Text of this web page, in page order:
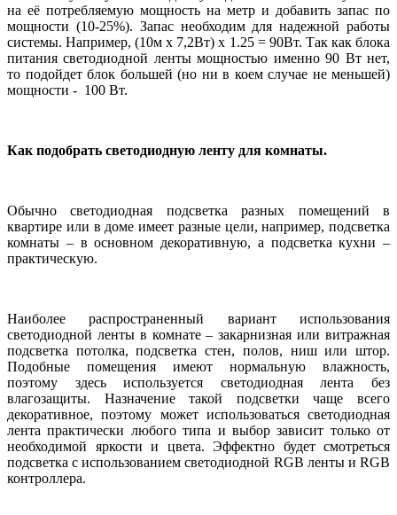
на её потребляемую мощность на метр и добавить запас по
мощности (10-25%). Запас необходим для надежной работы
системы. Например, (10м х 7,2Вт) х 1.25 = 90Вт. Так как блока
питания светодиодной ленты мощностью именно 90 Вт нет,
то подойдет блок большей (но ни в коем случае не меньшей)
мощности - 100 Вт.
Как подобрать светодиодную ленту для комнаты.
Обычно светодиодная подсветка разных помещений в
квартире или в доме имеет разные цели, например, подсветка
комнаты – в основном декоративную, а подсветка кухни –
практическую.
Наиболее распространенный вариант использования
светодиодной ленты в комнате – закарнизная или витражная
подсветка потолка, подсветка стен, полов, ниш или штор.
Подобные помещения имеют нормальную влажность,
поэтому здесь используется светодиодная лента без
влагозащиты. Назначение такой подсветки чаще всего
декоративное, поэтому может использоваться светодиодная
лента практически любого типа и выбор зависит только от
необходимой яркости и цвета. Эффектно будет смотреться
подсветка с использованием светодиодной RGB ленты иRGB
контроллера.